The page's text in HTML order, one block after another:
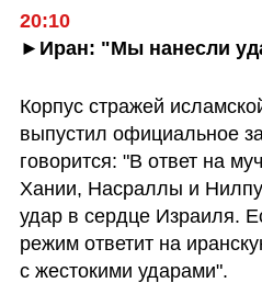
20:10
►Иран: "Мы нанесли
Корпус стражей
выпустил официальное
говорится: "В ответ на
Хании, Насраллы и
удар в сердце Израиля.
режим ответит на
с жестокими ударами".